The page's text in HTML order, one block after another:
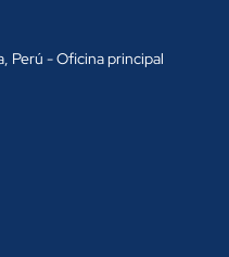
Perú - Oficina principal